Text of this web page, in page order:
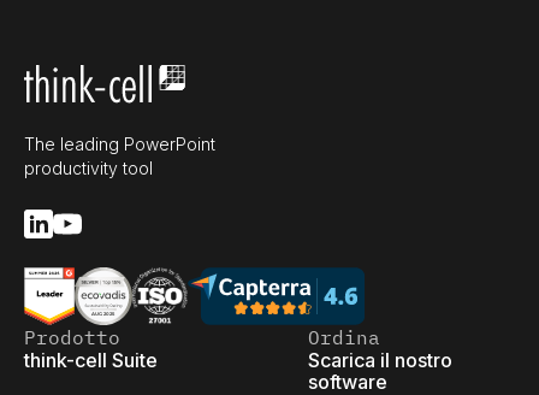
The leading PowerPoint
productivity tool
Prodotto
think-cell Suite
Ordina
Scarica il nostro
software